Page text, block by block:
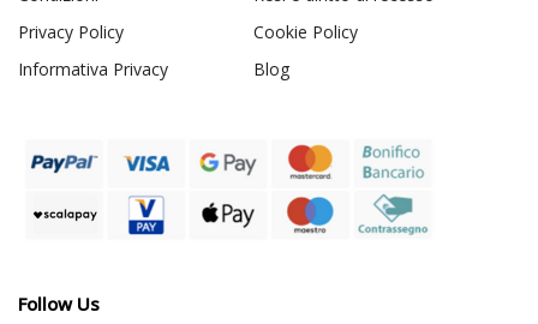
Privacy Policy
Cookie Policy
Informativa Privacy
Blog
Follow Us